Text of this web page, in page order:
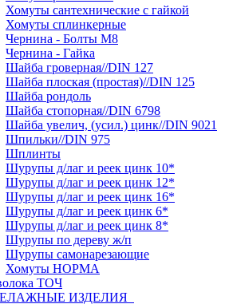
Хомуты сантехнические с гайкой
Хомуты сплинкерные
Чернина - Болты М8
Чернина - Гайка
Шайба гроверная//DIN 127
Шайба плоская (простая)//DIN 125
Шайба рондоль
Шайба стопорная//DIN 6798
Шайба увелич, (усил.) цинк//DIN 9021
Шпильки//DIN 975
Шплинты
Шурупы д/лаг и реек цинк 10*
Шурупы д/лаг и реек цинк 12*
Шурупы д/лаг и реек цинк 16*
Шурупы д/лаг и реек цинк 6*
Шурупы д/лаг и реек цинк 8*
Шурупы по дереву ж/п
Шурупы самонарезающие
Хомуты НОРМА
ТОЧ
ИЗДЕЛИЯ